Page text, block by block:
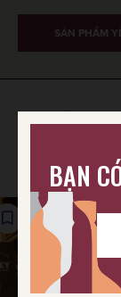
BẠN
SẢN PHẨM